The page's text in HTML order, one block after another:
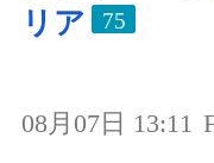
リア
75
08月07日 13:11